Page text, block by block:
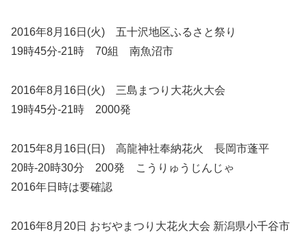
2016年8月16日(火) 五十沢地区ふるさと祭り
19時45分-21時 70組 南魚沼市
2016年8月16日(火) 三島まつり大花火大会
19時45分-21時 2000発
2015年8月16日(日) 高龍神社奉納花火 長岡市蓬平
20時-20時30分 200発 こうりゅうじんじゃ
2016年日時は要確認
2016年8月20日 おぢやまつり大花火大会 新潟県小千谷市